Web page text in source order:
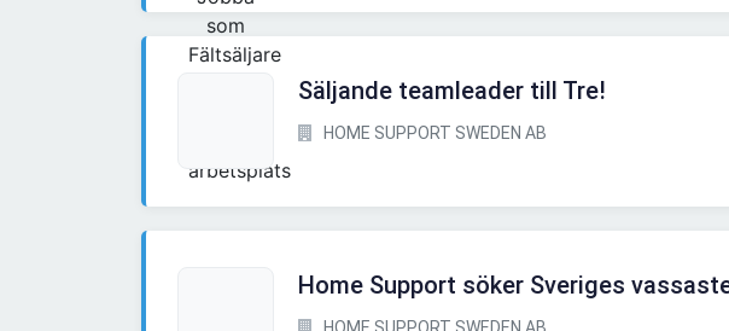
Säljande teamleader till Tre!
HOME SUPPORT SWEDEN AB
Home Support söker Sveriges